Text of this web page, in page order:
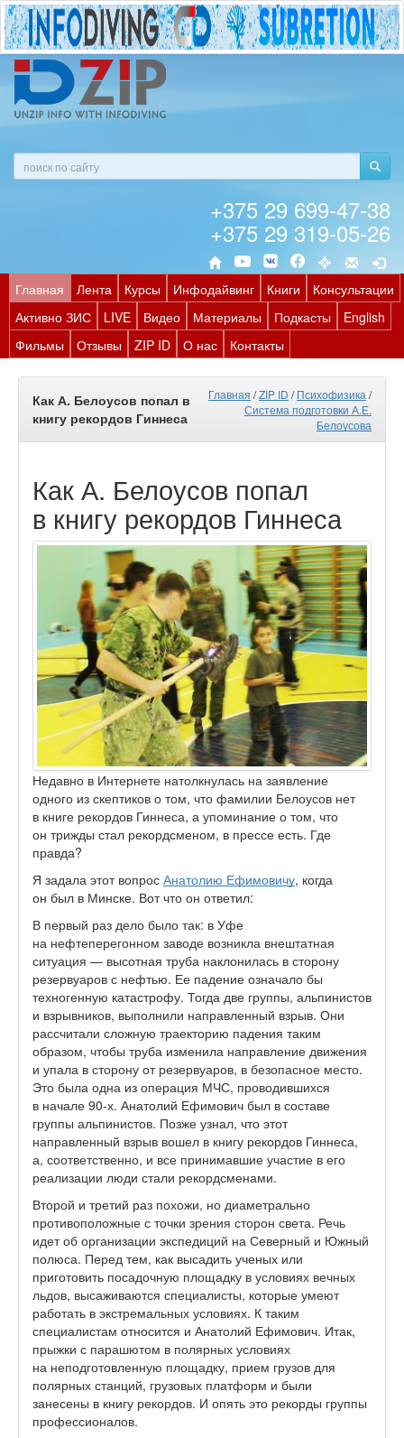
+375 29 699-47-38
+375 29 319-05-26
Главная Лента Курсы Инфодайвинг Книги
Консультации
Активно ЗИС
LIVE Видео Материалы Подкасты
English
Фильмы
Отзывы ZIP ID О нас Контакты
Как А. Белоусов попал в
книгу рекордов Гиннеса
Главная /ZIP ID /Психофизика /
Система подготовки А.Е.
Белоусова
Как А. Белоусов попал
в книгу рекордов Гиннеса
Недавно в Интернете натолкнулась на заявление
одного из скептиков о том, что фамилии Белоусов нет
в книге рекордов Гиннеса, а упоминание о том, что
он трижды стал рекордсменом, в прессе есть. Где
правда?
Я задала этот вопрос Анатолию Ефимовичу, когда
он был в Минске. Вот что он ответил:
В первый раз дело было так: в Уфе
на нефтеперегонном заводе возникла внештатная
ситуация — высотная труба наклонилась в сторону
резервуаров с нефтью. Ее падение означало бы
техногенную катастрофу. Тогда две группы, альпинистов
и взрывников, выполнили направленный взрыв. Они
рассчитали сложную траекторию падения таким
образом, чтобы труба изменила направление движения
и упала в сторону от резервуаров, в безопасное место.
Это была одна из операция МЧС, проводившихся
в начале 90-х. Анатолий Ефимович был в составе
группы альпинистов. Позже узнал, что этот
направленный взрыв вошел в книгу рекордов Гиннеса,
а, соответственно, и все принимавшие участие в его
реализации люди стали рекордсменами.
Второй и третий раз похожи, но диаметрально
противоположные с точки зрения сторон света. Речь
идет об организации экспедиций на Северный и Южный
полюса. Перед тем, как высадить ученых или
приготовить посадочную площадку в условиях вечных
льдов, высаживаются специалисты, которые умеют
работать в экстремальных условиях. К таким
специалистам относится и Анатолий Ефимович. Итак,
прыжки с парашютом в полярных условиях
на неподготовленную площадку, прием грузов для
полярных станций, грузовых платформ и были
занесены в книгу рекордов. И опять это рекорды группы
профессионалов.